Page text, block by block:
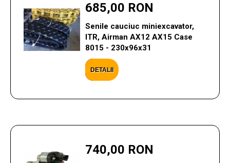
685,00 RON
Senile cauciuc miniexcavator,
ITR, Airman AX12 AX15 Case
8015 - 230x96x31
DETALII
740,00 RON